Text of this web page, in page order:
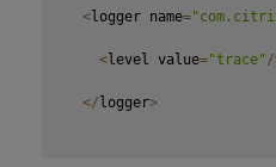
<logger name=
<level value="trace"/
</logger>